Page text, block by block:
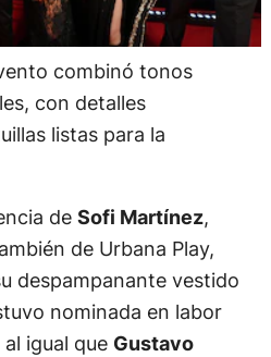
combinó tonos
con detalles
listas para la
de Sofi Martínez,
de Urbana Play,
despampanante vestido
nominada en labor
igual que Gustavo